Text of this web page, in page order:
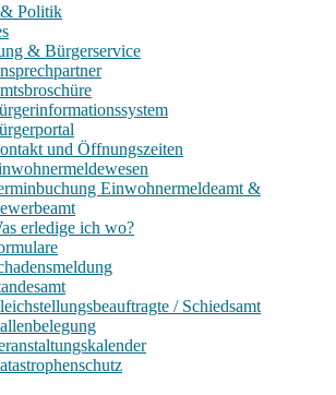
Politik
& Bürgerservice
und Öffnungszeiten
Einwohnermeldeamt &
erledige ich wo?
/ Schiedsamt